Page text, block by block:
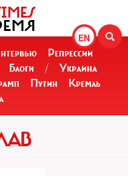
EN
Репрессии
Блоги /
Украина
Путин
Кремль